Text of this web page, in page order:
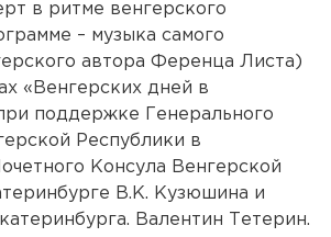
в ритме венгерского
– музыка самого
автора Ференца Листа)
«Венгерских дней в
поддержке Генерального
Республики в
Консула Венгерской
В.К. Кузюшина и
Валентин Тетерин.